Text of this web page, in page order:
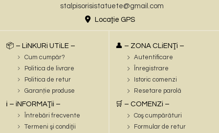
stalpisorisistatuete@gmail.com
Locaţie GPS
📦 – LiNKURi UTiLE –
Cum cumpăr?
Politica de livrare
Politica de retur
Garanție produse
ℹ️ – iNFORMAŢii –
Întrebări frecvente
Termeni şi condiţii
👤 – ZONA CLiENŢi –
Autentificare
Înregistrare
Istoric comenzi
Resetare parolă
🛒 – COMENZi –
Coş cumpărături
Formular de retur